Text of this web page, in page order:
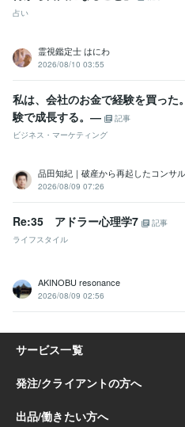
占い
霊視鑑定士 はにわ
2026/08/10 03:55
私は、会社のお金で経験を買っ
験で成長する。―
記事
ビジネス・マーケティング
品田知紀｜破産から再起したコンサ
2026/08/09 07:26
Re:35 アドラー心理学7
記事
ライフスタイル
AKINOBU resonance
2026/08/09 02:56